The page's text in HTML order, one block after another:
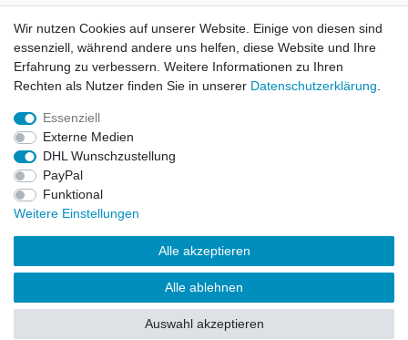
Impressum Daten­schutz­erklärung AGB Kontakt
© Copyright 2026 | Alle Rechte vorbehalten. HL-
Handelsgesellschaft mbH.
Alle Markennamen, Warenzeichen sowie sämtliche
Produktbilder und Beschreibungen sind Eigentum Ihrer
rechtmäßigen Eigentümer und dienen hier nur der
Preise nur für registrierte Händler, ansonsten zeigt der
Wir nutzen Cookies auf unserer Website. Einige von diesen sind
essenziell, während andere uns helfen, diese Website und Ihre
Erfahrung zu verbessern. Weitere Informationen zu Ihren
Rechten als Nutzer finden Sie in unserer Daten­schutz­erklärung
Essenziell
Externe Medien
DHL Wunschzustellung
PayPal
Funktional
Weitere Einstellungen
Alle akzeptieren
Alle ablehnen
Auswahl akzeptieren